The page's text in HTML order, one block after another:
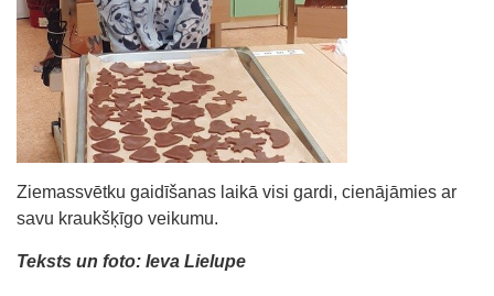
Ziemassvētku gaidīšanas laikā visi gardi, cienājāmies ar
savu kraukšķīgo veikumu.
Teksts un foto: Ieva Lielupe